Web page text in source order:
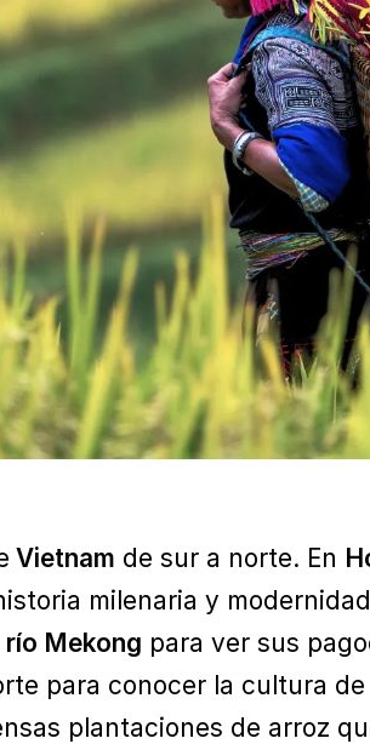
Vietnam de sur a norte. En
milenaria y
Mekong para ver sus
para conocer la cultura de
plantaciones de arroz